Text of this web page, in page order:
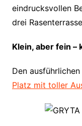
eindrucksvollen
drei
Klein, aber fein
Den
Platz mit toller